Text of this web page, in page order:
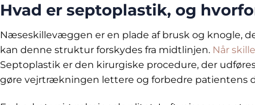
Hvad er septoplastik, og
Næseskillevæggen er en plade af brusk og knogle,
kan denne struktur forskydes fra midtlinjen. Når
Septoplastik er den kirurgiske procedure, der
gøre vejrtrækningen lettere og forbedre patientens